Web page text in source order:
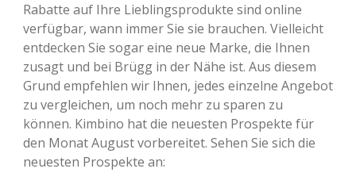
Rabatte auf Ihre Lieblingsprodukte sind online
verfügbar, wann immer Sie sie brauchen. Vielleicht
entdecken Sie sogar eine neue Marke, die Ihnen
zusagt und bei Brügg in der Nähe ist. Aus diesem
Grund empfehlen wir Ihnen, jedes einzelne Angebot
zu vergleichen, um noch mehr zu sparen zu
können. Kimbino hat die neuesten Prospekte für
den Monat August vorbereitet. Sehen Sie sich die
neuesten Prospekte an: